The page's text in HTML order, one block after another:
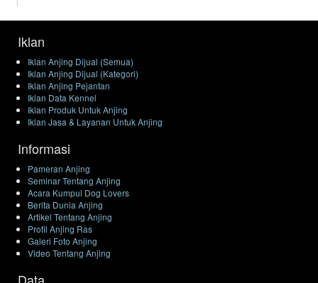
Iklan
Iklan Anjing Dijual (Semua)
Iklan Anjing Dijual (Kategori)
Iklan Anjing Pejantan
Iklan Data Kennel
Iklan Produk Untuk Anjing
Iklan Jasa & Layanan Untuk Anjing
Informasi
Pameran Anjing
Seminar Tentang Anjing
Acara Kumpul Dog Lovers
Berita Dunia Anjing
Artikel Tentang Anjing
Profil Anjing Ras
Galeri Foto Anjing
Video Tentang Anjing